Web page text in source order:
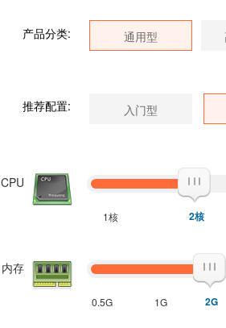
产品分类:
推荐配置:
CPU
1核 2核
内存
0.5G 1G 2G